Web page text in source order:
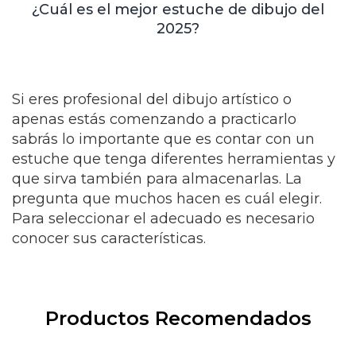
¿Cuál es el mejor estuche de dibujo del
2025?
Si eres profesional del dibujo artístico o
apenas estás comenzando a practicarlo
sabrás lo importante que es contar con un
estuche que tenga diferentes herramientas y
que sirva también para almacenarlas. La
pregunta que muchos hacen es cuál elegir.
Para seleccionar el adecuado es necesario
conocer sus características.
Productos Recomendados